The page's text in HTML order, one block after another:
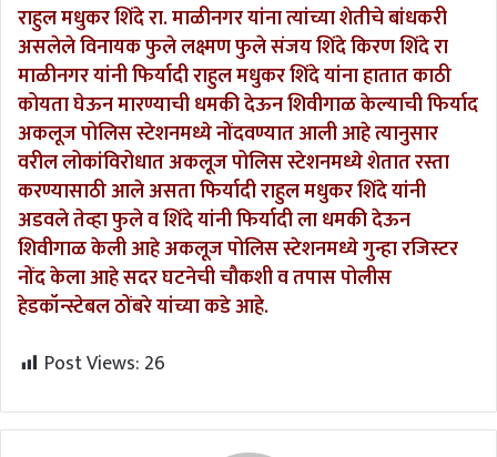
राहुल मधुकर शिंदे रा. माळीनगर यांना त्यांच्या शेतीचे बांधकरी
असलेले विनायक फुले लक्ष्मण फुले संजय शिंदे किरण शिंदे रा
माळीनगर यांनी फिर्यादी राहुल मधुकर शिंदे यांना हातात काठी
कोयता घेऊन मारण्याची धमकी देऊन शिवीगाळ केल्याची फिर्याद
अकलूज पोलिस स्टेशनमध्ये नोंदवण्यात आली आहे त्यानुसार
वरील लोकांविरोधात अकलूज पोलिस स्टेशनमध्ये शेतात रस्ता
करण्यासाठी आले असता फिर्यादी राहुल मधुकर शिंदे यांनी
अडवले तेव्हा फुले व शिंदे यांनी फिर्यादी ला धमकी देऊन
शिवीगाळ केली आहे अकलूज पोलिस स्टेशनमध्ये गुन्हा रजिस्टर
नोंद केला आहे सदर घटनेची चौकशी व तपास पोलीस
हेडकॉन्स्टेबल ठोंबरे यांच्या कडे आहे.
Post Views: 26